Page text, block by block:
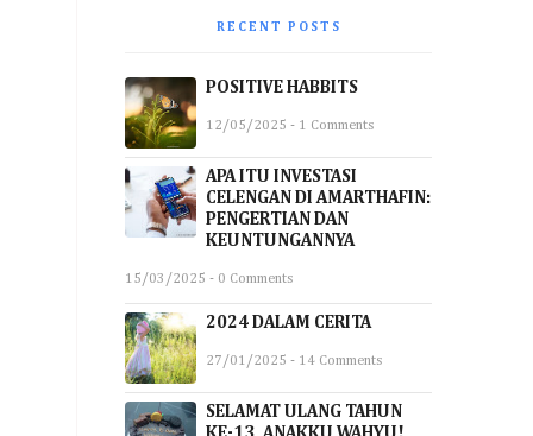
RECENT POSTS
POSITIVE HABBITS
12/05/2025 - 1 Comments
APA ITU INVESTASI
CELENGAN DI AMARTHAFIN:
PENGERTIAN DAN
KEUNTUNGANNYA
15/03/2025 - 0 Comments
2024 DALAM CERITA
27/01/2025 - 14 Comments
SELAMAT ULANG TAHUN